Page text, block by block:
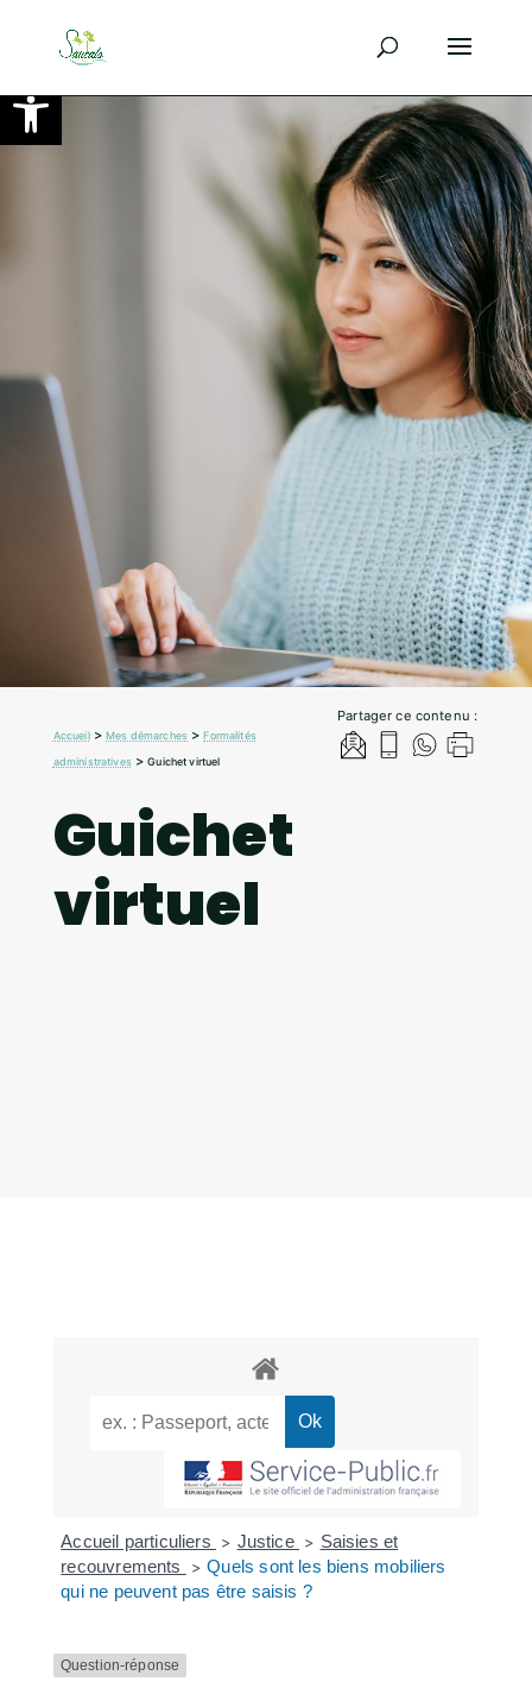
Ouvrir la barre d’outils
Partager ce contenu :
Accueil>Mes démarches >Formalités
administratives>Guichet virtuel
Guichet
virtuel
Accueil particuliers > Justice > Saisies et
recouvrements
> Quels sont les biens mobiliers
qui ne peuvent pas être saisis ?
Question-réponse